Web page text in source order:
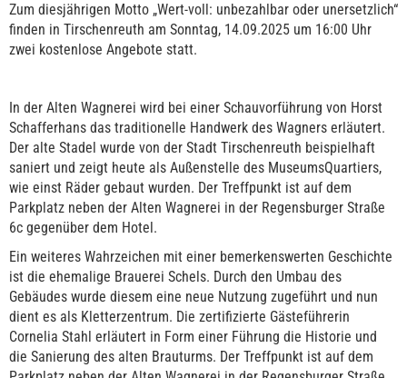
Zum diesjährigen Motto „Wert-voll: unbezahlbar oder unersetzlich“
finden in Tirschenreuth am Sonntag, 14.09.2025 um 16:00 Uhr
zwei kostenlose Angebote statt.
In der Alten Wagnerei wird bei einer Schauvorführung von Horst
Schafferhans das traditionelle Handwerk des Wagners erläutert.
Der alte Stadel wurde von der Stadt Tirschenreuth beispielhaft
saniert und zeigt heute als Außenstelle des MuseumsQuartiers,
wie einst Räder gebaut wurden. Der Treffpunkt ist auf dem
Parkplatz neben der Alten Wagnerei in der Regensburger Straße
6c gegenüber dem Hotel.
Ein weiteres Wahrzeichen mit einer bemerkenswerten Geschichte
ist die ehemalige Brauerei Schels. Durch den Umbau des
Gebäudes wurde diesem eine neue Nutzung zugeführt und nun
dient es als Kletterzentrum. Die zertifizierte Gästeführerin
Cornelia Stahl erläutert in Form einer Führung die Historie und
die Sanierung des alten Brauturms. Der Treffpunkt ist auf dem